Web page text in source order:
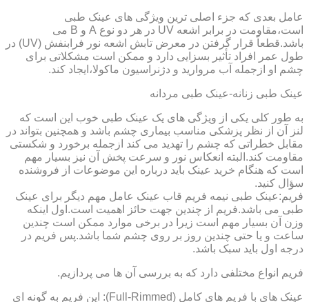
عامل بعدی که جزء اصلی ترین ویژگی های عینک طبی
است،مقاومت در برابر اشعه UV در هر دو نوع A و B می
باشد.قطعاً قرار گرفتن در معرض تابش اشعه نور فرابنفش (UV) در
طول عمر افراد تأثیر بسزایی دارد و ممکن است مشکلاتی برای
چشم او ازجمله آب مروارید و دژنراسیون ماکولا،ایجاد کند.
عینک طبی زنانه-عینک طبی مردانه
به طور کلی یکی از ویژگی های یک عینک طبی خوب این است که
لنز آن از نظر پزشکی مناسب بیماری چشم باشد و همچنین بتواند در
مقابل خطراتی که چشم را تهدید می کند ازجمله برخورد و شکستی
مقاومت کند.البته انعکاس نور و سرعت پخش آن نیز بسیار مهم
است که هنگام خرید عینک باید درباره این موضوعات از فروشنده
سؤال کنید.
فریم:عینک طبی نیمه فریم قاب عینک عامل مهم دیگر برای عینک
طبی می باشد.فریم از چندین جهت حائز اهمیت است.اول اینکه
وزن آن بسیار مهم است زیرا در برخی موارد ممکن است چندین
ساعت و یا حتی چندین روز بر روی چشم شما باشد.پس فریم در
درجه اول باید سبک باشد.
فریم انواع مختلفی دارد که به بررسی آن ها می پردازیم.
عینک های با فریم های کامل (Full-Rimmed): این فریم به گونه ای